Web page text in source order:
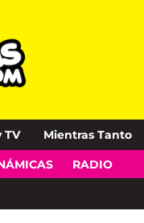
TV Mientras Tanto
RADIO